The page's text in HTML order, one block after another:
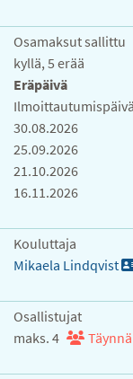
Osamaksut sallittu
kyllä, 5 erää
Eräpäivä
30.08.2026
25.09.2026
21.10.2026
16.11.2026
Kouluttaja
Mikaela Lindqvist
Osallistujat
maks. 4
Täynnä